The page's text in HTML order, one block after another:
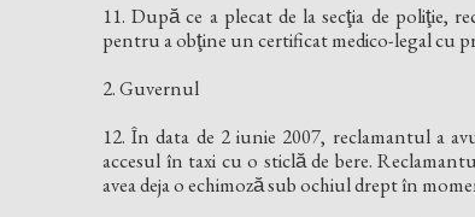
11. După ce a plecat de la secţia de poliţie,
pentru a obţine un certificat medico-legal cu
2. Guvernul
12. În data de 2 iunie 2007, reclamantul a
accesul în taxi cu o sticlă de bere.
avea deja o echimoză sub ochiul drept în